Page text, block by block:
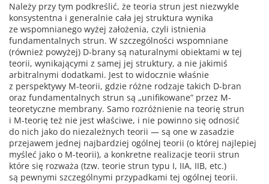
Należy przy tym podkreślić, że teoria strun jest niezwykle
konsystentna i generalnie cała jej struktura wynika
ze wspomnianego wyżej założenia, czyli istnienia
fundamentalnych strun. W szczególności wspomniane
(również powyżej) D-brany są naturalnymi obiektami w tej
teorii, wynikającymi z samej jej struktury, a nie jakimiś
arbitralnymi dodatkami. Jest to widocznie właśnie
z perspektywy M-teorii, gdzie różne rodzaje takich D-bran
oraz fundamentalnych strun są „unifikowane” przez M-
teoretyczne membrany. Samo rozróżnienie na teorię strun
i M-teorię też nie jest właściwe, i nie powinno się odnosić
do nich jako do niezależnych teorii — są one w zasadzie
przejawem jednej najbardziej ogólnej teorii (o której najlepiej
myśleć jako o M-teorii), a konkretne realizacje teorii strun
które się rozważa (tzw. teorie strun typu I, IIA, IIB, etc.)
są pewnymi szczególnymi przypadkami tej ogólnej teorii.